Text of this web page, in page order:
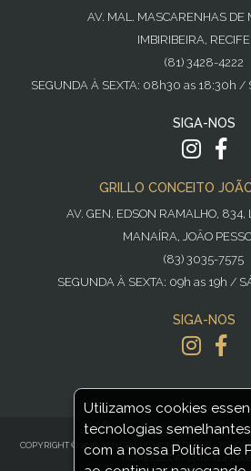
AV. MAL. MASCARENHAS DE
IMBIRIBEIRA,
(81) 3428-4222
SEGUNDA À SEXTA: 08h30 as 18:30h /
SIGA-NOS
GRILLO CONCEITO
AV. GEN. EDSON RAMALHO,
MANAÍRA, JOÃO
(83) 3035-7575
SEGUNDA À SEXTA: 09h as 19h /
SIGA-NOS
POWERED BY
COPYRIGHT © 2016-2021 GRILLO HOME DECOR - TODOS
HOME DECOR - CNPJ:
Utilizamos cookies
tecnologias
com a nossa Política de